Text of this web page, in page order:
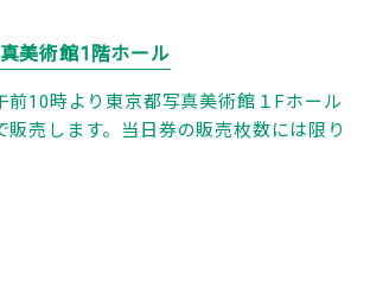
美術館1階ホール
前10時より東京都写真美術館１Fホール
販売します。当日券の販売枚数には限り